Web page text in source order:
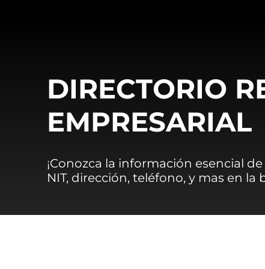
DIRECTORIO
EMPRESARIAL
¡Conozca la información esencial
NIT, dirección, teléfono, y mas en